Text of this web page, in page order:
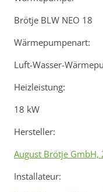
Brötje BLW NEO 18
Wärmepumpenart:
Luft-Wasser-
Heizleistung:
18 kW
Hersteller:
August Brötje GmbH,
Installateur: